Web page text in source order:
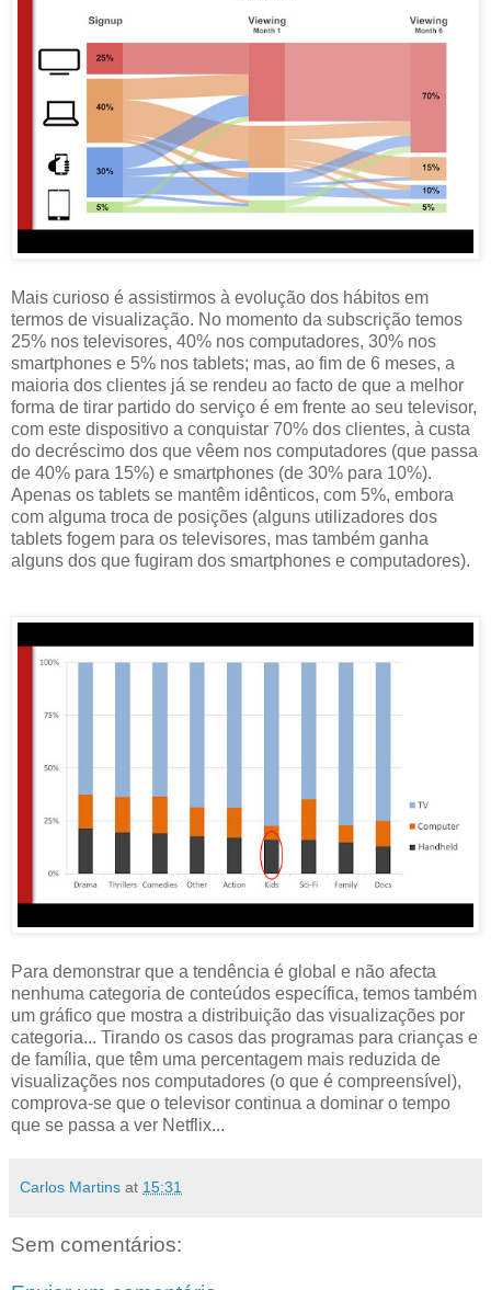
Mais curioso é assistirmos à evolução dos hábitos em
termos de visualização. No momento da subscrição temos
25% nos televisores, 40% nos computadores, 30% nos
smartphones e 5% nos tablets; mas, ao fim de 6 meses, a
maioria dos clientes já se rendeu ao facto de que a melhor
forma de tirar partido do serviço é em frente ao seu televisor,
com este dispositivo a conquistar 70% dos clientes, à custa
do decréscimo dos que vêem nos computadores (que passa
de 40% para 15%) e smartphones (de 30% para 10%).
Apenas os tablets se mantêm idênticos, com 5%, embora
com alguma troca de posições (alguns utilizadores dos
tablets fogem para os televisores, mas também ganha
alguns dos que fugiram dos smartphones e computadores).
Para demonstrar que a tendência é global e não afecta
nenhuma categoria de conteúdos específica, temos também
um gráfico que mostra a distribuição das visualizações por
categoria... Tirando os casos das programas para crianças e
de família, que têm uma percentagem mais reduzida de
visualizações nos computadores (o que é compreensível),
comprova-se que o televisor continua a dominar o tempo
que se passa a ver Netflix...
Carlos Martins at 15:31
Sem comentários: